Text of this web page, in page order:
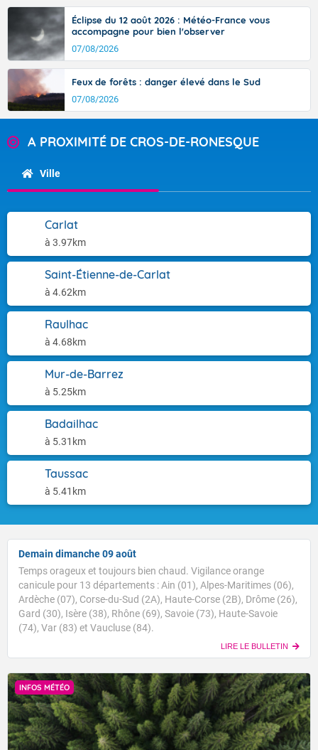
Éclipse du 12 août 2026 : Météo-France vous
accompagne pour bien l'observer
07/08/2026
Feux de forêts : danger élevé dans le Sud
07/08/2026
A PROXIMITÉ DE CROS-DE-RONESQUE
Ville
Carlat
à 3.97km
Saint-Étienne-de-Carlat
à 4.62km
Raulhac
à 4.68km
Mur-de-Barrez
à 5.25km
Badailhac
à 5.31km
Taussac
à 5.41km
Demain dimanche 09 août
Temps orageux et toujours bien chaud. Vigilance orange
canicule pour 13 départements : Ain (01), Alpes-Maritimes (06),
Ardèche (07), Corse-du-Sud (2A), Haute-Corse (2B), Drôme (26),
Gard (30), Isère (38), Rhône (69), Savoie (73), Haute-Savoie
(74), Var (83) et Vaucluse (84).
LIRE LE BULLETIN
INFOS MÉTÉO